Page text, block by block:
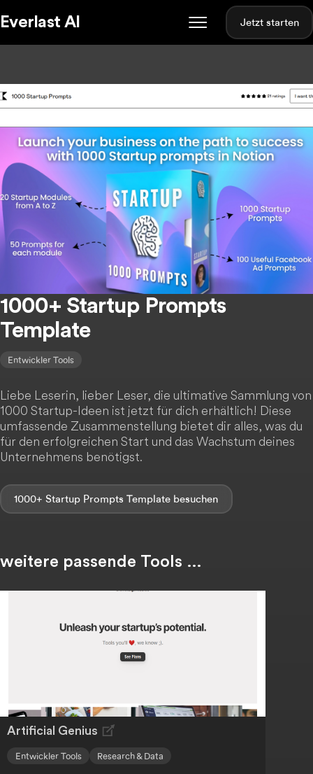
Everlast AI Jetzt starten
1000+ Startup Prompts
Template
Entwickler Tools
Liebe Leserin, lieber Leser, die ultimative Sammlung von
1000 Startup-Ideen ist jetzt für dich erhältlich! Diese
umfassende Zusammenstellung bietet dir alles, was du
für den erfolgreichen Start und das Wachstum deines
Unternehmens benötigst.
1000+ Startup Prompts Template
weitere passende Tools …
Artificial Genius
Entwickler Tools Research & Data